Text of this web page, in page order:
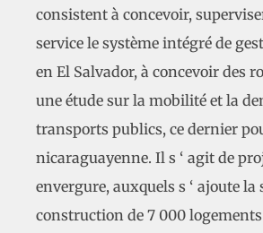
consistent à concevoir,
service le système intégré de
en El Salvador, à concevoir des
une étude sur la mobilité et la
transports publics, ce dernier
nicaraguayenne. Il s ‘ agit de
envergure, auxquels s ‘ ajoute
construction de 7 000